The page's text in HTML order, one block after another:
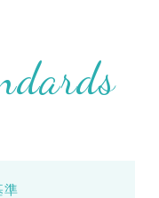
準